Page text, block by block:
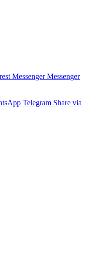
Messenger Messenger
Telegram Share via